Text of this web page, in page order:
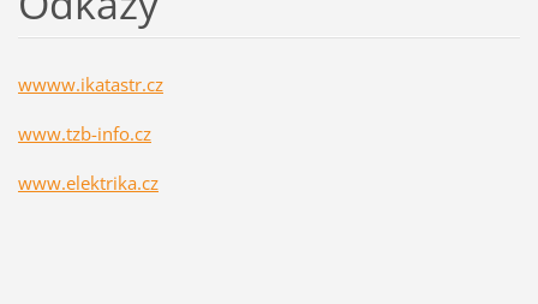
wwww.ikatastr.cz
www.tzb-info.cz
www.elektrika.cz